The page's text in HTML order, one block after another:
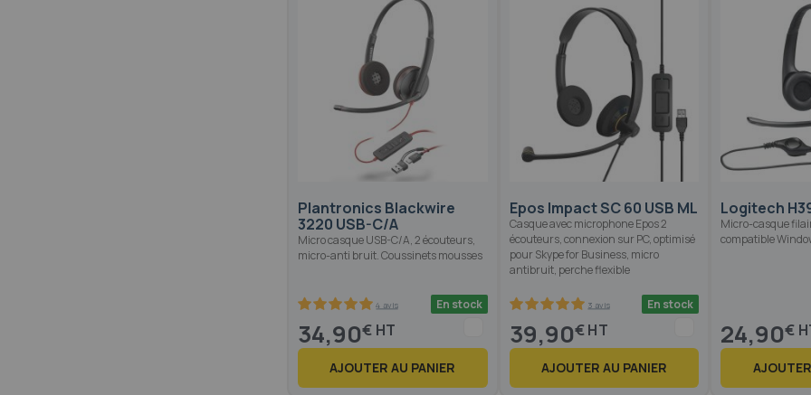
Plantronics Blackwire
3220 USB-C/A
Micro casque USB-C/A, 2 écouteurs,
micro-anti bruit. Coussinets mousses
4 avis En stock
34,90€
AJOUTER AU PANIER
Epos Impact SC 60 USB ML
Casque avec microphone Epos 2
écouteurs, connexion sur PC, optimisé
pour Skype for Business, micro
antibruit, perche flexible
3 avis En stock
39,90€
AJOUTER AU PANIER
Logitech
Micro-casque
compatible
24,90€